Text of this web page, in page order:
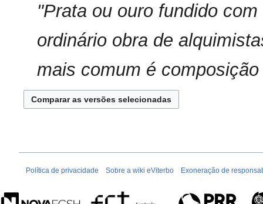
"Prata ou ouro fundido
ordinário obra de
mais comum é
Política de privacidade Sobre a wiki eViterbo Exoneração de